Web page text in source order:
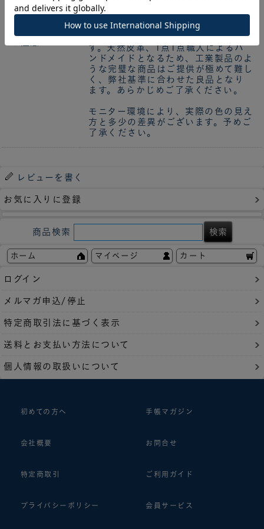
いた世界で唯一の表情をお楽しみ下
さい。
全品検品済の良品をお送りいたしま
す。天然皮革、1点1点職人によるハ
ンドメイドとなるため、工業製品のよ
うな完璧な商品はご提供が極めて難し
く、弊社基準に合わせた良品となり
ます。あらかじめご了承ください。
モニター環境により、実際の色の見え
方と多少の差異がございます。予めご
了承ください。
レビューを書く
お気に入りに登録
商品検索
ホーム マイページ カート
ログイン
メルマガ申込/停止
特定商取引法に基づく表示
送料とお支払い方法について
個人情報の取扱いについて
初めての方へ 手帳マガジン
会社概要 お問合せ
特定商取引 ご利用ガイド
プライバシーポリシー 会員サービス